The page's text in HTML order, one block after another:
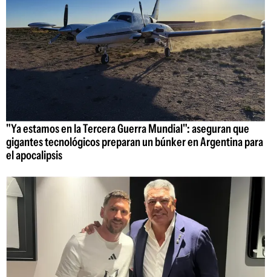
"Ya estamos en la Tercera Guerra Mundial": aseguran que
gigantes tecnológicos preparan un búnker en Argentina para
el apocalipsis